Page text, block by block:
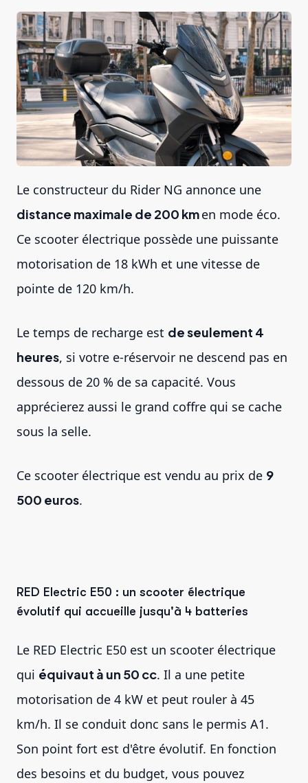
Le constructeur du Rider NG annonce une
distance maximale de 200 kmen mode éco.
Ce scooter électrique possède une puissante
motorisation de 18 kWh et une vitesse de
pointe de 120 km/h.
Le temps de recharge est de seulement 4
heures, si votre e-réservoir ne descend pas en
dessous de 20 % de sa capacité. Vous
apprécierez aussi le grand coffre qui se cache
sous la selle.
Ce scooter électrique est vendu au prix de 9
500 euros.
RED Electric E50 : un scooter électrique
évolutif qui accueille jusqu'à 4 batteries
Le RED Electric E50 est un scooter électrique
qui équivaut à un 50 cc. Il a une petite
motorisation de 4 kW et peut rouler à 45
km/h. Il se conduit donc sans le permis A1.
Son point fort est d'être évolutif. En fonction
des besoins et du budget, vous pouvez